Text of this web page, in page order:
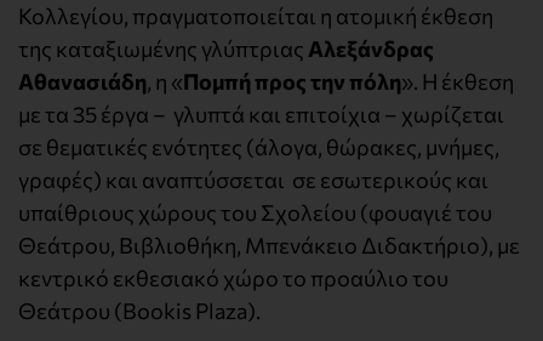
Κολλεγίου, πραγματοποιείται η ατομική έκθεση
της καταξιωμένης γλύπτριας Αλεξάνδρας
Αθανασιάδη, η «Ποµπή προς την πόλη». Η έκθεση
με τα 35 έργα – γλυπτά και επιτοίχια – χωρίζεται
σε θεματικές ενότητες (άλογα, θώρακες, μνήμες,
γραφές) και αναπτύσσεται σε εσωτερικούς και
υπαίθριους χώρους του Σχολείου (φουαγιέ του
Θεάτρου, Βιβλιοθήκη, Μπενάκειο Διδακτήριο), με
κεντρικό εκθεσιακό χώρο το προαύλιο του
Θεάτρου (Bookis Plaza).